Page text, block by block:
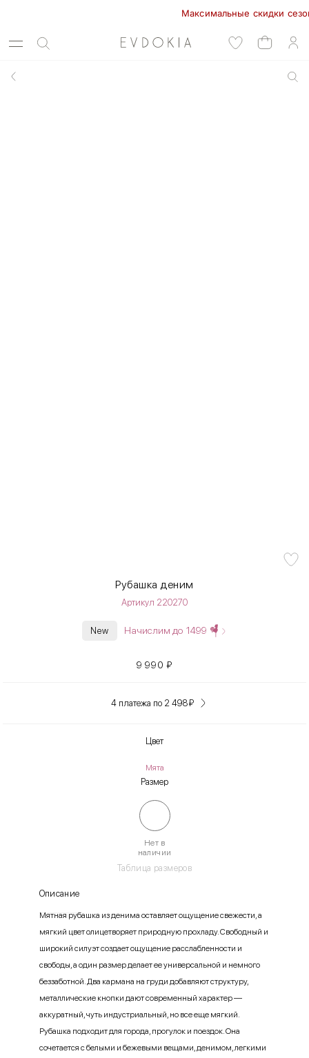
Максимальные скидки
Рубашка деним
Артикул 220270
New Начислим до 1499
9 990₽
4 платежа по 2 498₽
Цвет
Мята
Размер
Таблица размеров
Нет в
наличии
Описание
Мятная рубашка из денима оставляет ощущение свежести, а
мягкий цвет олицетворяет природную прохладу. Свободный и
широкий силуэт создает ощущение расслабленности и
свободы, а один размер делает ее универсальной и немного
беззаботной. Два кармана на груди добавляют структуру,
металлические кнопки дают современный характер —
аккуратный, чуть индустриальный, но все еще мягкий.
Рубашка подходит для города, прогулок и поездок. Она
сочетается с белыми и бежевыми вещами, денимом, легкими